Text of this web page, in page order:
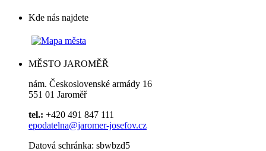
Kde nás najdete
MĚSTO JAROMĚŘ
nám. Československé armády 16
551 01 Jaroměř
tel.: +420 491 847 111
epodatelna@jaromer-josefov.cz
Datová schránka: sbwbzd5